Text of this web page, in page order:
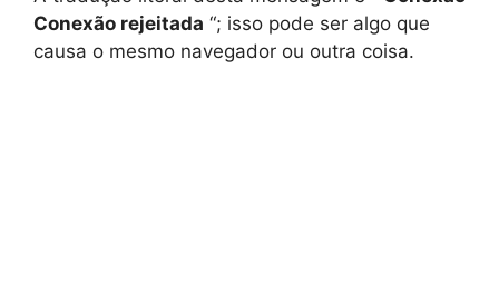
Conexão rejeitada “; isso pode ser algo que
causa o mesmo navegador ou outra coisa.